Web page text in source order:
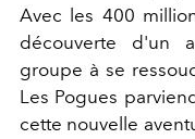
Avec les 400
découverte d'un
groupe à se
Les Pogues
cette nouvelle